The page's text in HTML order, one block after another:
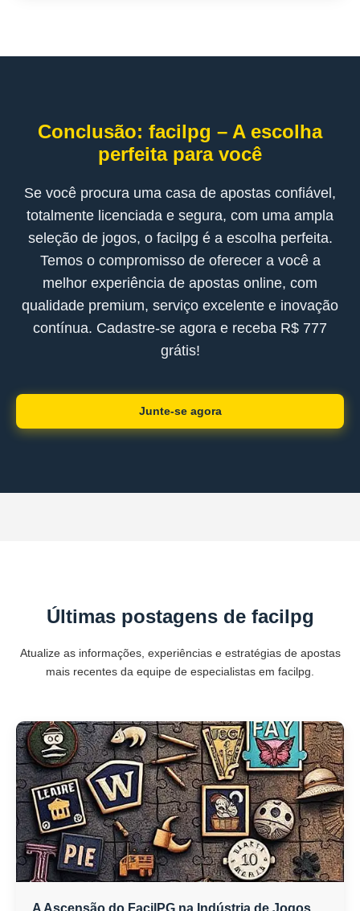
Conclusão: facilpg – A escolha
perfeita para você
Se você procura uma casa de apostas confiável,
totalmente licenciada e segura, com uma ampla
seleção de jogos, o facilpg é a escolha perfeita.
Temos o compromisso de oferecer a você a
melhor experiência de apostas online, com
qualidade premium, serviço excelente e inovação
contínua. Cadastre-se agora e receba R$ 777
grátis!
Junte-se agora
Últimas postagens de facilpg
Atualize as informações, experiências e estratégias de apostas
mais recentes da equipe de especialistas em facilpg.
A Ascensão do FacilPG na Indústria de Jogos